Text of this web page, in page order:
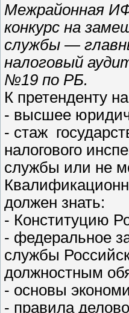
Межрайонная
конкурс на
службы —
налоговый
№19 по РБ.
К претенденту
- высшее
- стаж
налогового
службы или не
должен знать:
- Конституцию
- федеральное
службы
должностным
- основы
- правила